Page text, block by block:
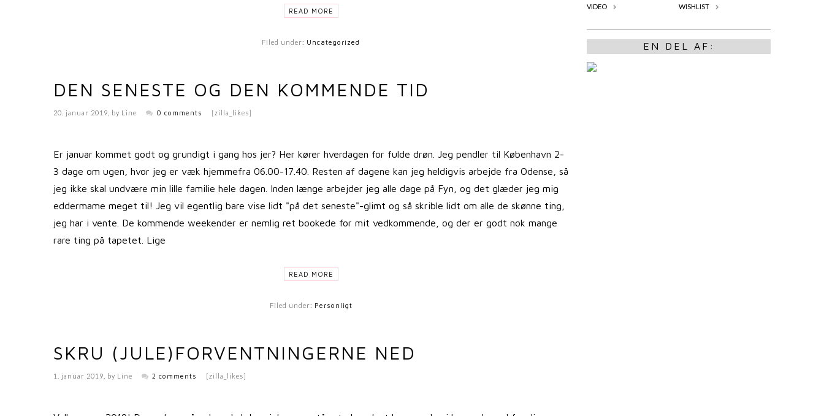
READ MORE
Filed under: Uncategorized
DEN SENESTE OG DEN KOMMENDE TID
20. januar 2019 , by Line 0 comments [zilla_likes]
Er januar kommet godt og grundigt i gang hos jer? Her kører hverdagen for fulde drøn. Jeg pendler til København 2-
3 dage om ugen, hvor jeg er væk hjemmefra 06.00-17.40. Resten af dagene kan jeg heldigvis arbejde fra Odense, så
jeg ikke skal undvære min lille familie hele dagen. Inden længe arbejder jeg alle dage på Fyn, og det glæder jeg mig
eddermame meget til! Jeg vil egentlig bare vise lidt "på det seneste"-glimt og så skrible lidt om alle de skønne ting,
jeg har i vente. De kommende weekender er nemlig ret bookede for mit vedkommende, og der er godt nok mange
rare ting på tapetet. Lige
READ MORE
Filed under: Personligt
SKRU (JULE)FORVENTNINGERNE NED
1. januar 2019 , by Line 2 comments [zilla_likes]
VIDEO WISHLIST
EN DEL AF: